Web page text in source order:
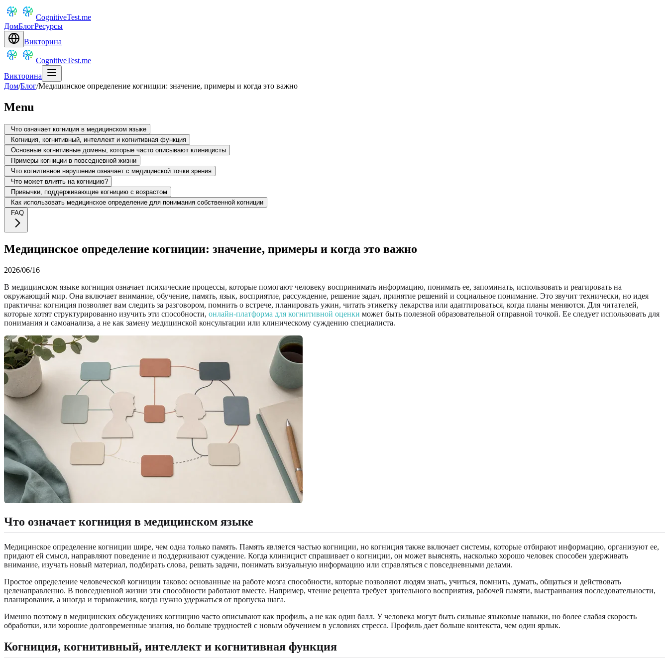
CognitiveTest.me
ДомБлогРесурсы
Викторина
CognitiveTest.me
Викторина
Дом/Блог/Медицинское определение когниции: значение, примеры и когда это важно
Menu
Что означает когниция в медицинском языке
Когниция, когнитивный, интеллект и когнитивная функция
Основные когнитивные домены, которые часто описывают клиницисты
Примеры когниции в повседневной жизни
Что когнитивное нарушение означает с медицинской точки зрения
Что может влиять на когницию?
Привычки, поддерживающие когницию с возрастом
Как использовать медицинское определение для понимания собственной когниции
FAQ
Медицинское определение когниции: значение, примеры и когда это важно
2026/06/16
В медицинском языке когниция означает психические процессы, которые помогают человеку воспринимать информацию, понимать ее, запоминать, использовать и реагировать на
окружающий мир. Она включает внимание, обучение, память, язык, восприятие, рассуждение, решение задач, принятие решений и социальное понимание. Это звучит технически, но идея
практична: когниция позволяет вам следить за разговором, помнить о встрече, планировать ужин, читать этикетку лекарства или адаптироваться, когда планы меняются. Для читателей,
которые хотят структурированно изучить эти способности, онлайн-платформа для когнитивной оценки может быть полезной образовательной отправной точкой. Ее следует использовать для
понимания и самоанализа, а не как замену медицинской консультации или клиническому суждению специалиста.
Что означает когниция в медицинском языке
Медицинское определение когниции шире, чем одна только память. Память является частью когниции, но когниция также включает системы, которые отбирают информацию, организуют ее,
придают ей смысл, направляют поведение и поддерживают суждение. Когда клиницист спрашивает о когниции, он может выяснять, насколько хорошо человек способен удерживать
внимание, изучать новый материал, подбирать слова, решать задачи, понимать визуальную информацию или справляться с повседневными делами.
Простое определение человеческой когниции таково: основанные на работе мозга способности, которые позволяют людям знать, учиться, помнить, думать, общаться и действовать
целенаправленно. В повседневной жизни эти способности работают вместе. Например, чтение рецепта требует зрительного восприятия, рабочей памяти, выстраивания последовательности,
планирования, а иногда и торможения, когда нужно удержаться от пропуска шага.
Именно поэтому в медицинских обсуждениях когницию часто описывают как профиль, а не как один балл. У человека могут быть сильные языковые навыки, но более слабая скорость
обработки, или хорошие долговременные знания, но больше трудностей с новым обучением в условиях стресса. Профиль дает больше контекста, чем один ярлык.
Когниция, когнитивный, интеллект и когнитивная функция